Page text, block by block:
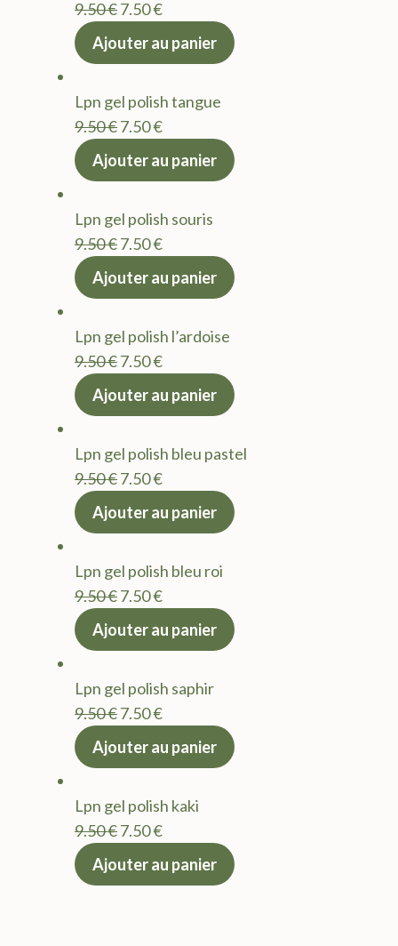
9.50€Le
prix
9.50 €.
7.50€Le
actuel
7.50 €.
Ajouter au panier
Lpn gel polish tangue
9.50€Le
prix
9.50 €.
7.50€Le
actuel
7.50 €.
Ajouter au panier
Lpn gel polish souris
9.50€Le
prix
9.50 €.
7.50€Le
actuel
7.50 €.
Ajouter au panier
Lpn gel polish l’ardoise
9.50€Le
prix
9.50 €.
7.50€Le
actuel
7.50 €.
Ajouter au panier
Lpn gel polish bleu pastel
9.50€Le
prix
9.50 €.
7.50€Le
actuel
7.50 €.
Ajouter au panier
Lpn gel polish bleu roi
9.50€Le
prix
9.50 €.
7.50€Le
actuel
7.50 €.
Ajouter au panier
Lpn gel polish saphir
9.50€Le
prix
9.50 €.
7.50€Le
actuel
7.50 €.
Ajouter au panier
Lpn gel polish kaki
9.50€Le
prix
7.50€Le
actuel
Ajouter au panier